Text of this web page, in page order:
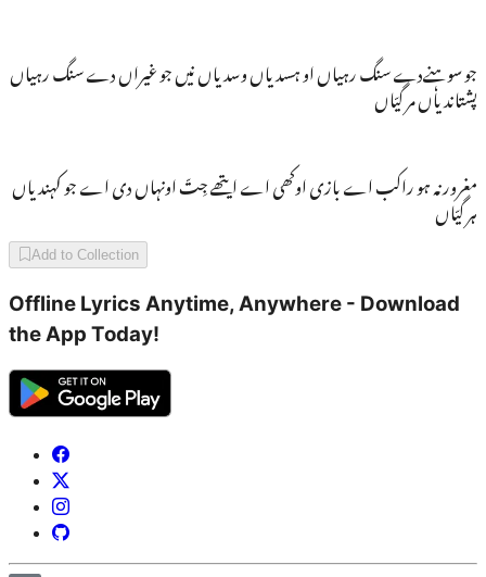
جو سوہنےدے سنگ رہیاں او ہسدیاں وسدیاں نیں جو غیراں دے سنگ رہیاں
پشتاندیاں مر گیّاں
مغرورنہ ہو راکب اے بازی اوکھی اے ایتھے جِتّ اونہاں دی اے جو کہندیاں
ہر گیّاں
Add to Collection
Offline Lyrics Anytime, Anywhere - Download
the App Today!